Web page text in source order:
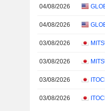
04/08/2026
04/08/2026
03/08/2026
03/08/2026
03/08/2026
03/08/2026